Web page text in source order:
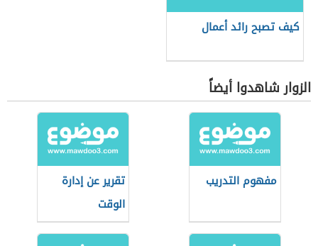
كيف تصبح رائد أعمال
الزوار شاهدوا أيضاً
مفهوم التدريب
تقرير عن إدارة
الوقت